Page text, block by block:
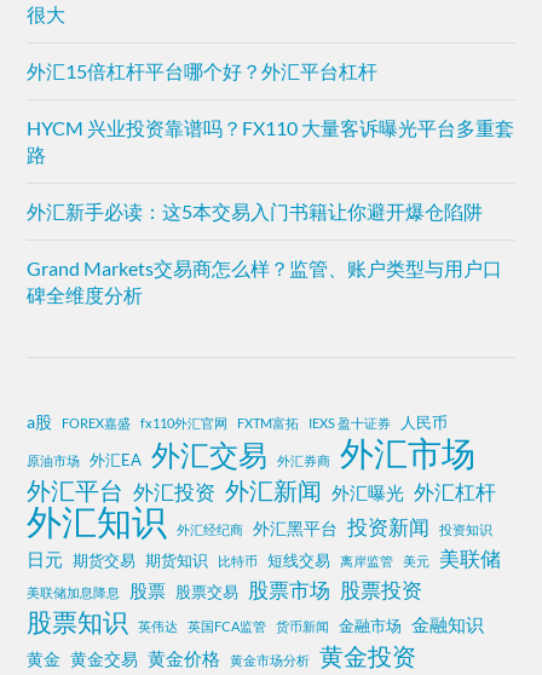
很大
外汇15倍杠杆平台哪个好？外汇平台杠杆
HYCM 兴业投资靠谱吗？FX110 大量客诉曝光平台多重套
路
外汇新手必读：这5本交易入门书籍让你避开爆仓陷阱
Grand Markets交易商怎么样？监管、账户类型与用户口
碑全维度分析
a股 FOREX嘉盛 fx110外汇官网 FXTM富拓 IEXS 盈十证券 人民币
原油市场 外汇EA 外汇交易 外汇券商 外汇市场
外汇平台 外汇投资 外汇新闻 外汇曝光 外汇杠杆
外汇知识 外汇经纪商 外汇黑平台 投资新闻 投资知识
日元 期货交易 期货知识 比特币 短线交易 离岸监管 美元 美联储
美联储加息降息 股票 股票交易 股票市场 股票投资
股票知识 英伟达 英国FCA监管 货币新闻 金融市场 金融知识
黄金 黄金交易 黄金价格 黄金市场分析 黄金投资